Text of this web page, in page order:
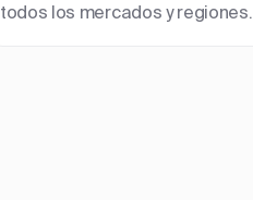
todos los mercados y regiones.